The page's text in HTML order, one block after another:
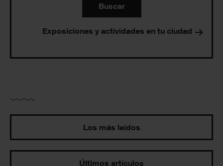
Buscar
Exposiciones y actividades en tu ciudad
Los más leídos
Últimos artículos